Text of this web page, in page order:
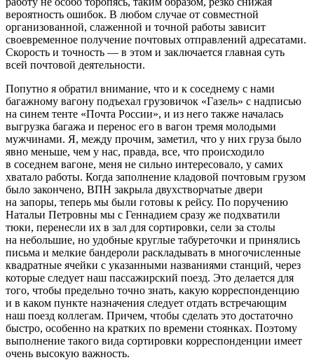
вероятность ошибок. В любом случае от совместной
организованной, слаженной и точной работы зависит
своевременное получение почтовых отправлений адресатами.
Скорость и точность — в этом и заключается главная суть
всей почтовой деятельности.
Попутно я обратил внимание, что и к соседнему с нами
багажному вагону подъехал грузовичок «Газель» с надписью
на синем тенте «Почта России», и из него также началась
выгрузка багажа и перенос его в вагон тремя молодыми
мужчинами. Я, между прочим, заметил, что у них груза было
явно меньше, чем у нас, правда, все, что происходило
в соседнем вагоне, меня не сильно интересовало, у самих
хватало работы. Когда заполнение кладовой почтовым грузом
было закончено, ВПН закрыла двухстворчатые двери
на запоры, теперь мы были готовы к рейсу. По поручению
Натальи Петровны мы с Геннадием сразу же подхватили
тюки, перенесли их в зал для сортировки, сели за столы
на небольшие, но удобные круглые табуреточки и принялись
письма и мелкие бандероли раскладывать в многочисленные
квадратные ячейки с указанными названиями станций, через
которые следует наш пассажирский поезд. Это делается для
того, чтобы предельно точно знать, какую корреспонденцию
и в каком пункте назначения следует отдать встречающим
наш поезд коллегам. Причем, чтобы сделать это достаточно
быстро, особенно на кратких по времени стоянках. Поэтому
выполнение такого вида сортировки корреспонденции имеет
очень высокую важность.